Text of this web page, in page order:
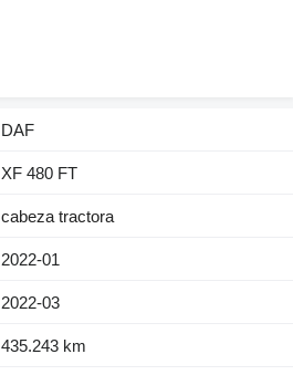
DAF
XF 480 FT
cabeza tractora
2022-01
2022-03
435.243 km